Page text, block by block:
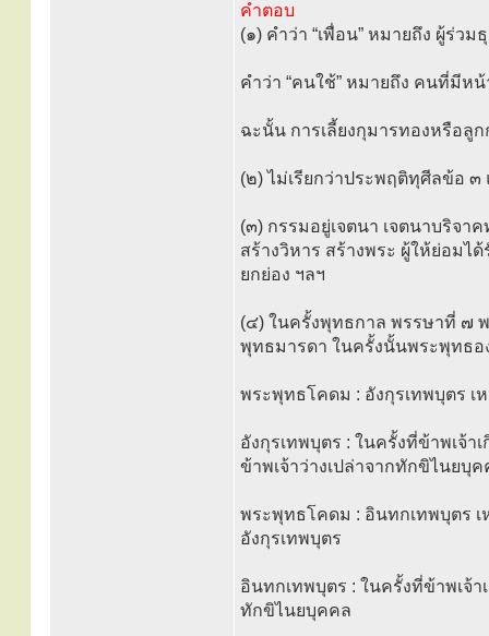
คำตอบ
(๑) คำว่า “เพื่อน” หมายถึง ผู้ร่ว
คำว่า “คนใช้” หมายถึง คนที่มีห
ฉะนั้น การเลี้ยงกุมารทองหรือลูก
(๒) ไม่เรียกว่าประพฤติทุศีลข้อ ๓
(๓) กรรมอยู่เจตนา เจตนาบริจ
สร้างวิหาร สร้างพระ ผู้ให้ย่อมไ
ยกย่อง ฯลฯ
(๔) ในครั้งพุทธกาล พรรษาที่ ๗
พุทธมารดา ในครั้งนั้นพระพุทธอ
พระพุทธโคดม : อังกุรเทพบุตร เ
อังกุรเทพบุตร : ในครั้งที่ข้าพเจ้
ข้าพเจ้าว่างเปล่าจากทักขิไนยบุ
พระพุทธโคดม : อินทกเทพบุตร เ
อังกุรเทพบุตร
อินทกเทพบุตร : ในครั้งที่ข้าพเจ้า
ทักขิไนยบุคคล